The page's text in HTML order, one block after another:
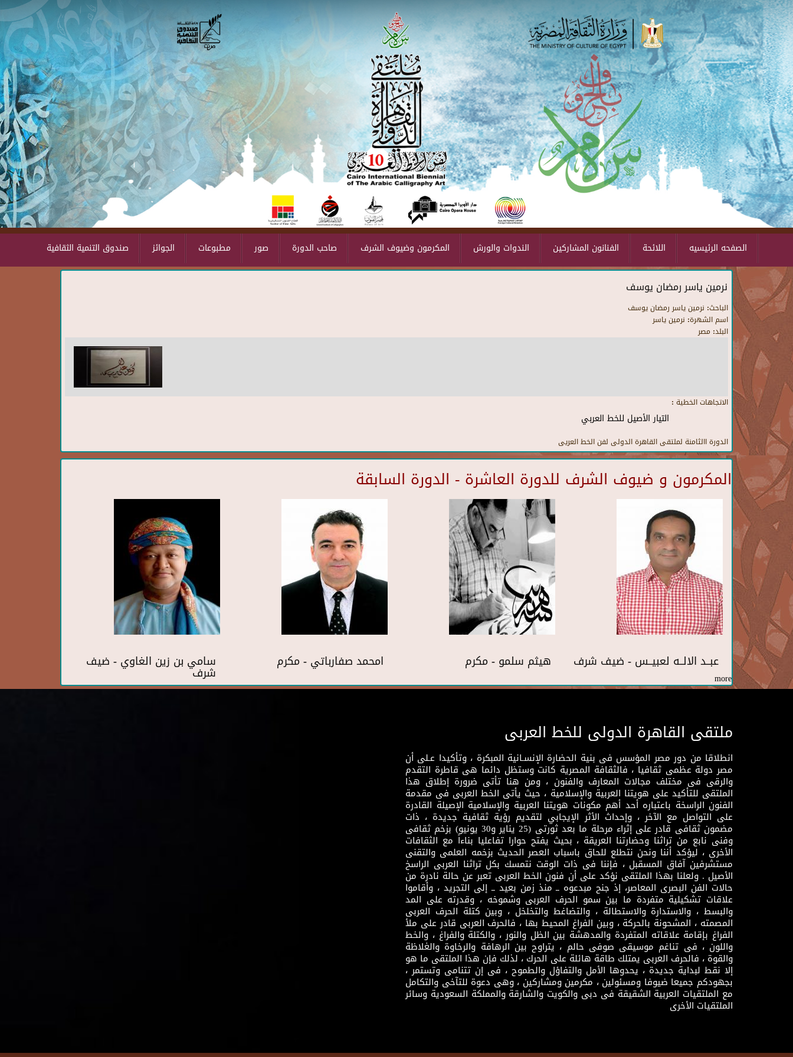
Skip to main content
صندوق التنمية الثقافية الجوائز مطبوعات صور صاحب الدورة المكرمون وضيوف الشرف الندوات والورش الفنانون المشاركين اللائحة الصفحه الرئيسيه
نرمين ياسر رمضان يوسف
الباحث: نرمين ياسر رمضان يوسف
اسم الشهرة: نرمين ياسر
البلد: مصر
الاتجاهات الخطية :
التيار الأصيل للخط العربي
الدورة االثامنة لملتقى القاهرة الدولى لفن الخط العريى
المكرمون و ضيوف الشرف للدورة العاشرة - الدورة السابقة
سامي بن زين الغاوي - ضيف
شرف
امحمد صفارباتي - مكرم هيثم سلمو - مكرم عبــد الالــه لعبيــس - ضيف شرف
more
ملتقى القاهرة الدولى للخط العربى
انطلاقا من دور مصر المؤسس فى بنية الحضارة الإنسـانية المبكرة ، وتأكيدا عـلى أن
مصر دولة عظمى ثقافيا ، فالثقافة المصرية كانت وستظل دائما هى قاطرة التقدم
والرقى فى مختلف مجالات المعارف والفنون ، ومن هنا تأتى ضرورة إطلاق هذا
الملتقى للتأكيد على هويتنا العربية والإسلامية ، حيث يأتى الخط العربى فى مقدمة
الفنون الراسخة باعتباره أحد أهم مكونات هويتنا العربية والإسلامية الإصيلة القادرة
على التواصل مع الآخر ، وإحداث الأثر الإيجابي لتقديم رؤية ثقافية جديدة ، ذات
مضمون ثقافى قادر على إثراء مرحلة ما بعد ثورتى (25 يناير و30 يونيو) بزخم ثقافى
وفنى نابع من تراثنا وحضارتنا العريقة ، بحيث يفتح حوارا تفاعليا بناءاً مع الثقافات
الأخرى ، ليؤكد أننا ونحن نتطلع للحاق باسباب العصر الحديث بزخمه العلمى والتقنى
مستشرفين آفاق المسقبل ، فإننا فى ذات الوقت نتمسك بكل تراثنا العربى الراسخ
الأصيل . ولعلنا بهذا الملتقى نؤكد على أن فنون الخط العربى تعبر عن حالة نادرة من
حالات الفن البصرى المعاصر، إذ جنح مبدعوه ــ منذ زمن بعيد ــ إلى التجريد ، وأقاموا
علاقات تشكيلية متفردة ما بين سمو الحرف العربى وشموخه ، وقدرته على المد
والبسط ، والاستدارة والاستطالة ، والتضاغط والتخلخل ، وبين كتلة الحرف العربى
المصمته ، المشحونة بالحركة ، وبين الفراغ المحيط بها ، فالحرف العربى قادر على ملأ
الفراغ بإقامة علاقاته المتفردة والمدهشة بين الظل والنور ، والكتلة والفراغ ، والخط
واللون ، فى تناغم موسيقى صوفى حالم ، يتراوح بين الرهافة والرخاوة والغلاظة
والقوة ، فالحرف العربى يمتلك طاقة هائلة على الحرك ، لذلك فإن هذا الملتقى ما هو
إلا نقط لبداية جديدة ، يحدوها الأمل والتفاؤل والطموح ، فى إن تتنامى وتستمر ،
بجهودكم جميعا ضيوفا ومسئولين ، مكرمين ومشاركين ، وهى دعوة للتآخى والتكامل
مع الملتقيات العربية الشقيقة فى دبى والكويت والشارقة والمملكة السعودية وسائر
الملتقيات الأخرى